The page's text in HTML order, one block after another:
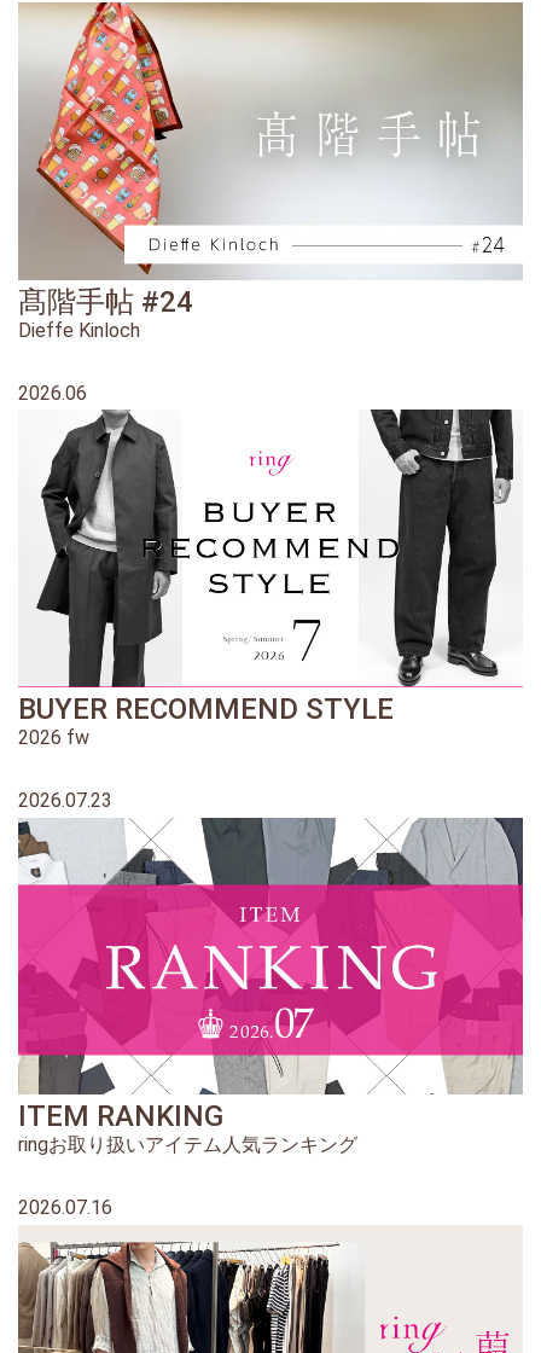
髙階手帖 #24
Dieffe Kinloch
2026.06
BUYER RECOMMEND STYLE
2026 fw
2026.07.23
ITEM RANKING
ringお取り扱いアイテム人気ランキング
2026.07.16